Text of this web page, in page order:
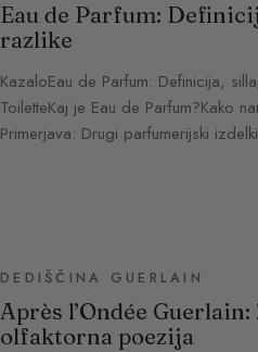
Eau de Parfum:
razlike
KazaloEau de Parfum: Definicija,
ToiletteKaj je Eau de Parfum?Kako
Primerjava: Drugi parfumerijski
DEDIŠČINA GUERLAIN
Après l’Ondée
olfaktorna poezija